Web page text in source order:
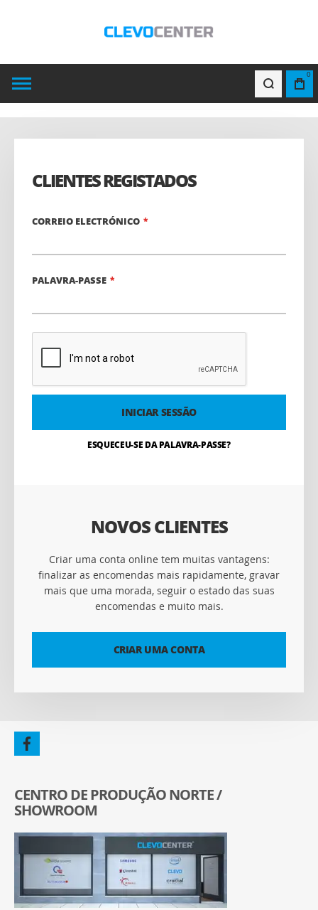
0
CLIENTES REGISTADOS
CORREIO ELECTRÓNICO
PALAVRA-PASSE
INICIAR SESSÃO
ESQUECEU-SE DA PALAVRA-PASSE?
NOVOS CLIENTES
Criar uma conta online tem muitas vantagens:
finalizar as encomendas mais rapidamente, gravar
mais que uma morada, seguir o estado das suas
encomendas e muito mais.
CRIAR UMA CONTA
CENTRO DE PRODUÇÃO NORTE /
SHOWROOM